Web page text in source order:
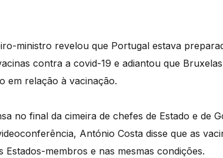
ministro revelou que Portugal estava
contra a covid-19 e adiantou que
em relação à vacinação.
no final da cimeira de chefes de Estado e de
António Costa disse que as
Estados-membros e nas mesmas condições.